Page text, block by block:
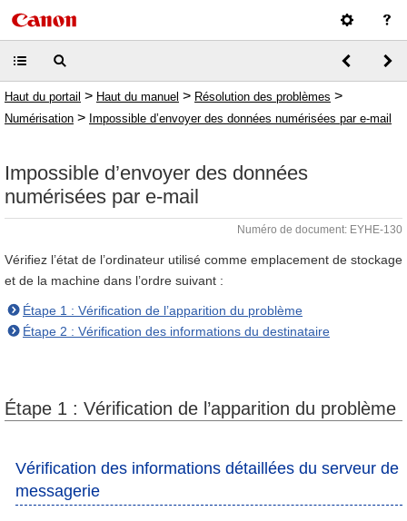
Haut du portail > Haut du manuel > Résolution des problèmes >
Numérisation > Impossible d’envoyer des données numérisées par e-mail
Impossible d’envoyer des données
numérisées par e-mail
Numéro de document: EYHE-130
Vérifiez l’état de l’ordinateur utilisé comme emplacement de stockage
et de la machine dans l’ordre suivant :
Étape 1 : Vérification de l’apparition du problème
Étape 2 : Vérification des informations du destinataire
Étape 1 : Vérification de l’apparition du problème
Vérification des informations détaillées du serveur de
messagerie